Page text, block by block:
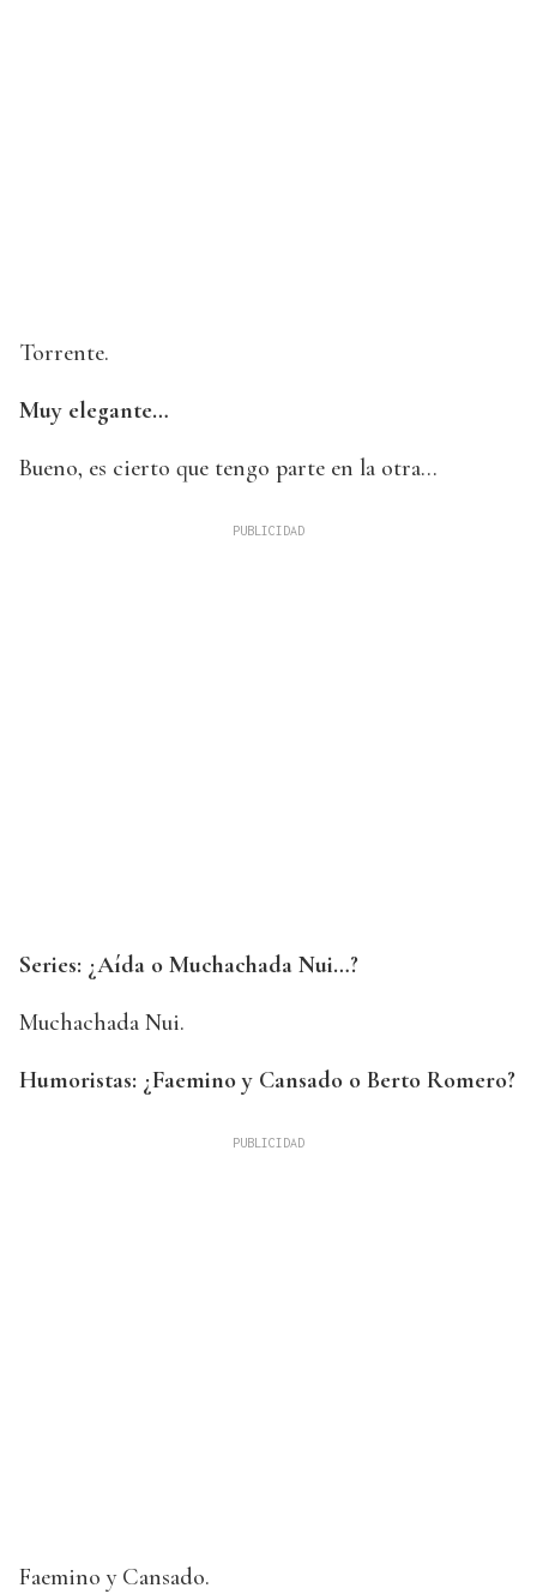
Torrente.
Muy elegante…
Bueno, es cierto que tengo parte en la otra…
Series: ¿Aída o Muchachada Nui…?
Muchachada Nui.
Humoristas: ¿Faemino y Cansado o Berto Romero?
Faemino y Cansado.